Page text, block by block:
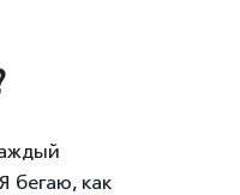
бегаю, как